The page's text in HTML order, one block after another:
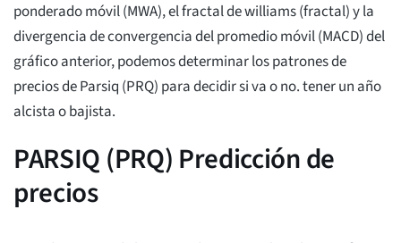
ponderado móvil (MWA), el fractal de williams (fractal) y la
divergencia de convergencia del promedio móvil (MACD) del
gráfico anterior, podemos determinar los patrones de
precios de Parsiq (PRQ) para decidir si va o no. tener un año
alcista o bajista.
PARSIQ (PRQ) Predicción de
precios